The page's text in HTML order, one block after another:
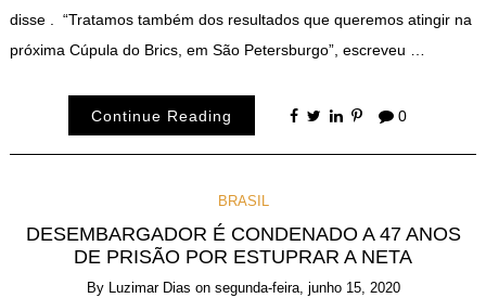
disse . “Tratamos também dos resultados que queremos atingir na
próxima Cúpula do Brics, em São Petersburgo”, escreveu …
Continue Reading 0
BRASIL
DESEMBARGADOR É CONDENADO A 47 ANOS
DE PRISÃO POR ESTUPRAR A NETA
By Luzimar Dias on segunda-feira, junho 15, 2020